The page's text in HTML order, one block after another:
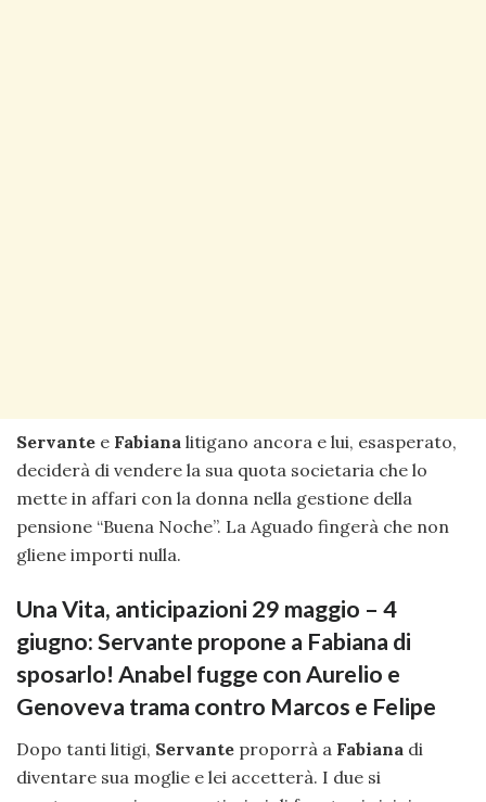
Servante e Fabiana litigano ancora e lui, esasperato,
deciderà di vendere la sua quota societaria che lo
mette in affari con la donna nella gestione della
pensione “Buena Noche”. La Aguado fingerà che non
gliene importi nulla.
Una Vita, anticipazioni 29 maggio – 4
giugno: Servante propone a Fabiana di
sposarlo! Anabel fugge con Aurelio e
Genoveva trama contro Marcos e Felipe
Dopo tanti litigi, Servante proporrà a Fabiana di
diventare sua moglie e lei accetterà. I due si